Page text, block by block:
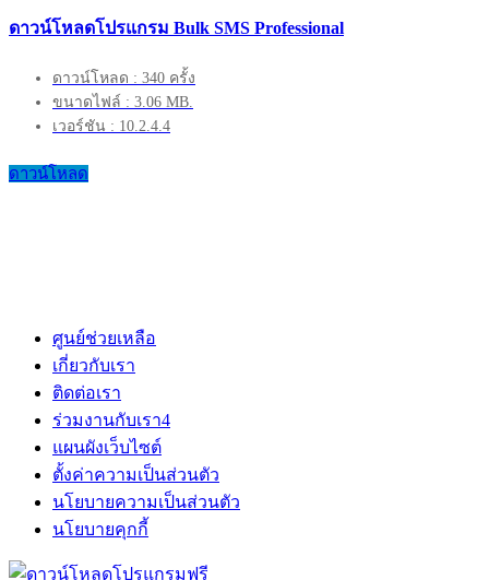
ดาวน์โหลดโปรแกรม Bulk SMS Professional
ดาวน์โหลด : 340 ครั้ง
ขนาดไฟล์ : 3.06 MB.
เวอร์ชัน : 10.2.4.4
ดาวน์โหลด
ศูนย์ช่วยเหลือ
เกี่ยวกับเรา
ติดต่อเรา
ร่วมงานกับเรา4
แผนผังเว็บไซต์
ตั้งค่าความเป็นส่วนตัว
นโยบายความเป็นส่วนตัว
นโยบายคุกกี้